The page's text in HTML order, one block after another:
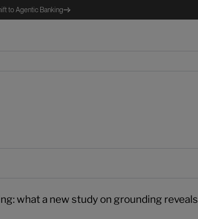
to Agentic Banking
study on grounding reveals
what a new study on grounding reveals